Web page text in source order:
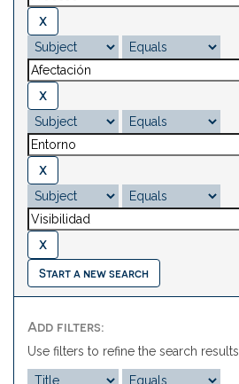
Start a new search
Add filters:
Use filters to refine the search results.